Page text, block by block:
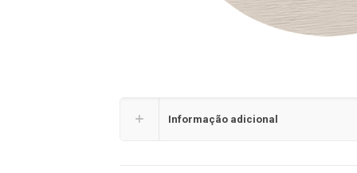
Informação adicional